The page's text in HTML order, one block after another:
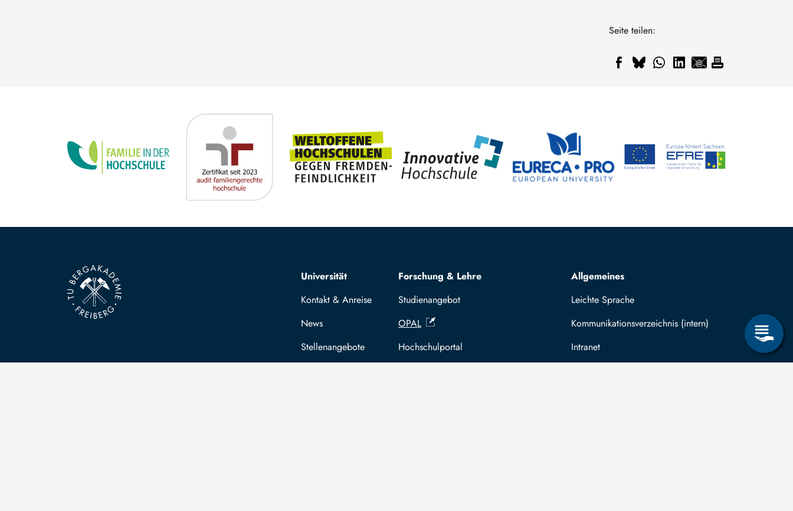
Seite teilen:
Top navigation
Universität
Kontakt & Anreise
News
Stellenangebote
Forschung & Lehre
Studienangebot
OPAL
Hochschulportal
Allgemeines
Leichte Sprache
Kommunikationsverzeichnis (intern)
Intranet